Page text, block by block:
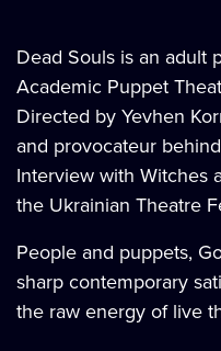
Dead Souls is an adult
Academic Puppet
Directed by Yevhen
and provocateur
Interview with Witches
the Ukrainian Theatre
People and puppets,
sharp contemporary
the raw energy of live